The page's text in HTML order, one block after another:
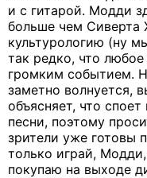
и с гитарой. Модди
больше чем Сиверта
культурологию (ну
так редко, что любое
громким событием.
заметно волнуется,
объясняет, что
песни, поэтому
зрители уже готовы
только играй,
покупаю на выходе